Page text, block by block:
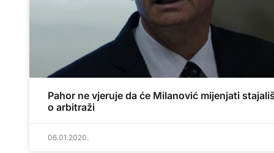
Pahor ne vjeruje da će Milanović mijenjati
o arbitraži
06.01.2020.